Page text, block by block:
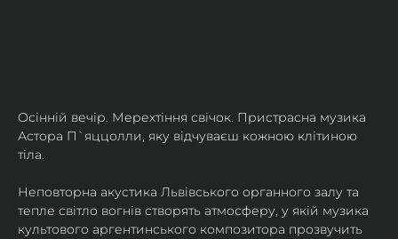
Осінній вечір. Мерехтіння свічок. Пристрасна музика
Астора П`яццолли, яку відчуваєш кожною клітиною
тіла.
Неповторна акустика Львівського органного залу та
тепле світло вогнів створять атмосферу, у якій музика
культового аргентинського композитора прозвучить